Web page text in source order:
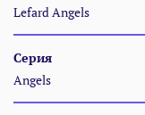
Lefard Angels
Серия
Angels